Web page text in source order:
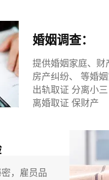
婚姻调查：
提供婚姻家庭、财
房产纠纷、 等婚
出轨取证 分离小三
离婚取证 保财产
，雇员品